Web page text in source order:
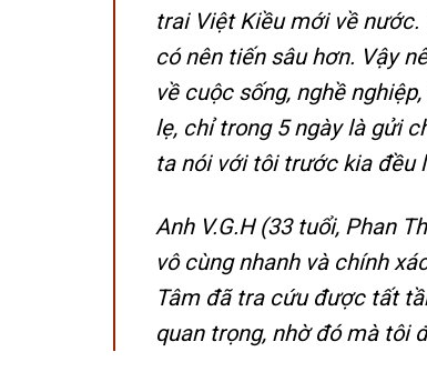
trai Việt Kiều mới về nước.
có nên tiến sâu hơn. Vậy
về cuộc sống, nghề
lẹ, chỉ trong 5 ngày là gửi
ta nói với tôi trước kia đều
Anh V.G.H (33 tuổi, Phan
vô cùng nhanh và chính
Tâm đã tra cứu được tất
quan trọng, nhờ đó mà tôi